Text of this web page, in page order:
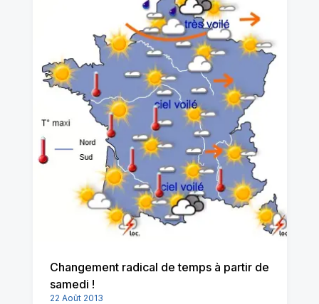
Changement radical de temps à partir de
samedi !
22 Août 2013